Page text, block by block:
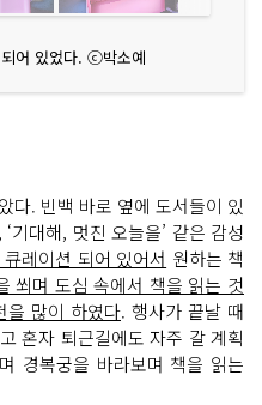
어 있었다. ⓒ박소예
다. 빈백 바로 옆에 도서들이 있
기대해, 멋진 오늘을’ 같은 감성
레이션 되어 있어서 원하는 책
쐬며 도심 속에서 책을 읽는 것
을 많이 하였다. 행사가 끝날 때
혼자 퇴근길에도 자주 갈 계획
경복궁을 바라보며 책을 읽는